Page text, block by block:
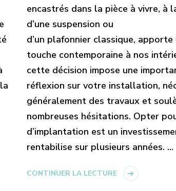
encastrés dans la pièce à vivre, à
d’une suspension ou
d’un plafonnier classique, apporte
touche contemporaine à nos
cette décision impose une
réflexion sur votre installation,
généralement des travaux et
nombreuses hésitations. Opter
d’implantation est un
rentabilise sur plusieurs années. …
CONTINUER LA LECTURE